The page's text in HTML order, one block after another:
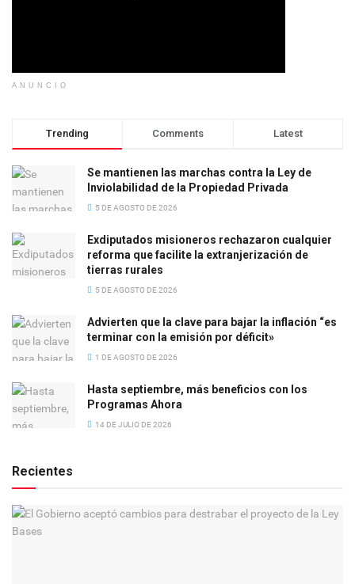
ANUNCIO
Trending Comments Latest
Se mantienen las marchas contra la Ley de
Inviolabilidad de la Propiedad Privada
5 DE AGOSTO DE 2026
Exdiputados misioneros rechazaron cualquier
reforma que facilite la extranjerización de
tierras rurales
5 DE AGOSTO DE 2026
Advierten que la clave para bajar la inflación “es
terminar con la emisión por déficit»
1 DE AGOSTO DE 2026
Hasta septiembre, más beneficios con los
Programas Ahora
14 DE JULIO DE 2026
Recientes